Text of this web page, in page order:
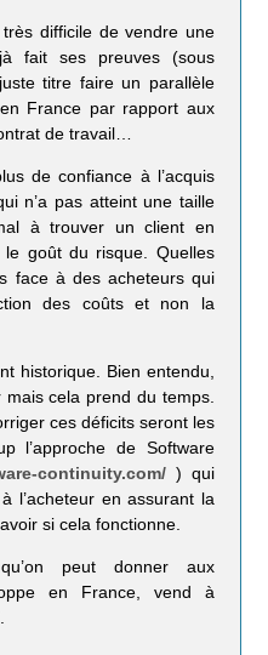
difficile de vendre une
fait ses preuves (sous
titre faire un parallèle
France par rapport aux
de travail…
de confiance à l’acquis
n’a pas atteint une taille
à trouver un client en
le goût du risque. Quelles
face à des acheteurs qui
des coûts et non la
historique. Bien entendu,
cela prend du temps.
ces déficits seront les
l’approche de Software
continuity.com/) qui
l’acheteur en assurant la
si cela fonctionne.
peut donner aux
en France, vend à